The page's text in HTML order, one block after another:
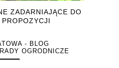
ZADARNIAJĄCE DO
- BLOG
OGRODNICZE